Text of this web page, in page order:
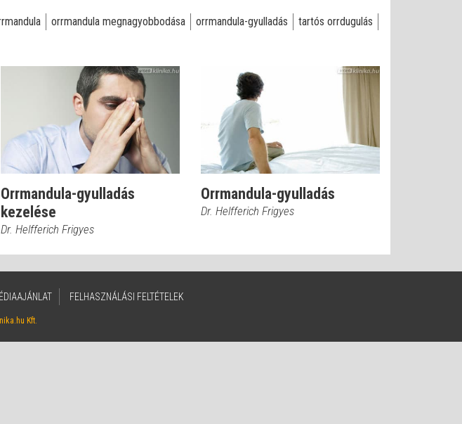
orrmandula megnagyobbodása orrmandula-gyulladás
tartós orrdugulás
Orrmandula-gyulladás
kezelése
Dr. Helfferich Frigyes
Orrmandula-gyulladás
Dr. Helfferich Frigyes
FELHASZNÁLÁSI FELTÉTELEK
Kft.